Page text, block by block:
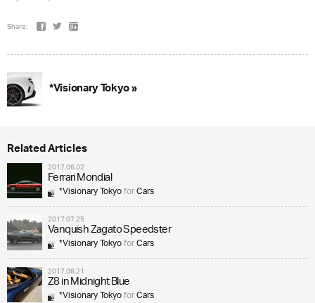
Share:
*Visionary Tokyo »
Related Articles
2017.06.02
Ferrari Mondial
*Visionary TokyoforCars
2017.07.25
Vanquish Zagato Speedster
*Visionary TokyoforCars
2017.08.21
Z8 in Midnight Blue
*Visionary TokyoforCars